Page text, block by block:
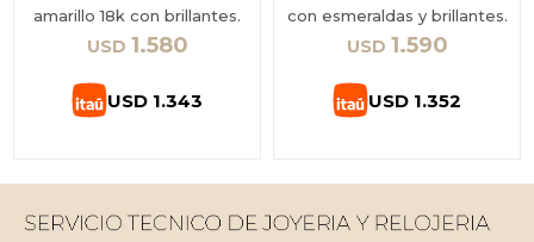
amarillo 18k con brillantes.
USD 1.580
USD 1.343
con esmeraldas y brillantes.
USD 1.590
USD 1.352